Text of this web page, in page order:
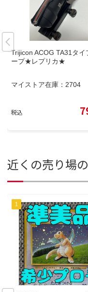
Trijicon ACOG TA31タイ
ープ★レプリカ★
マイストア在庫： 2704
税込
近くの売り場